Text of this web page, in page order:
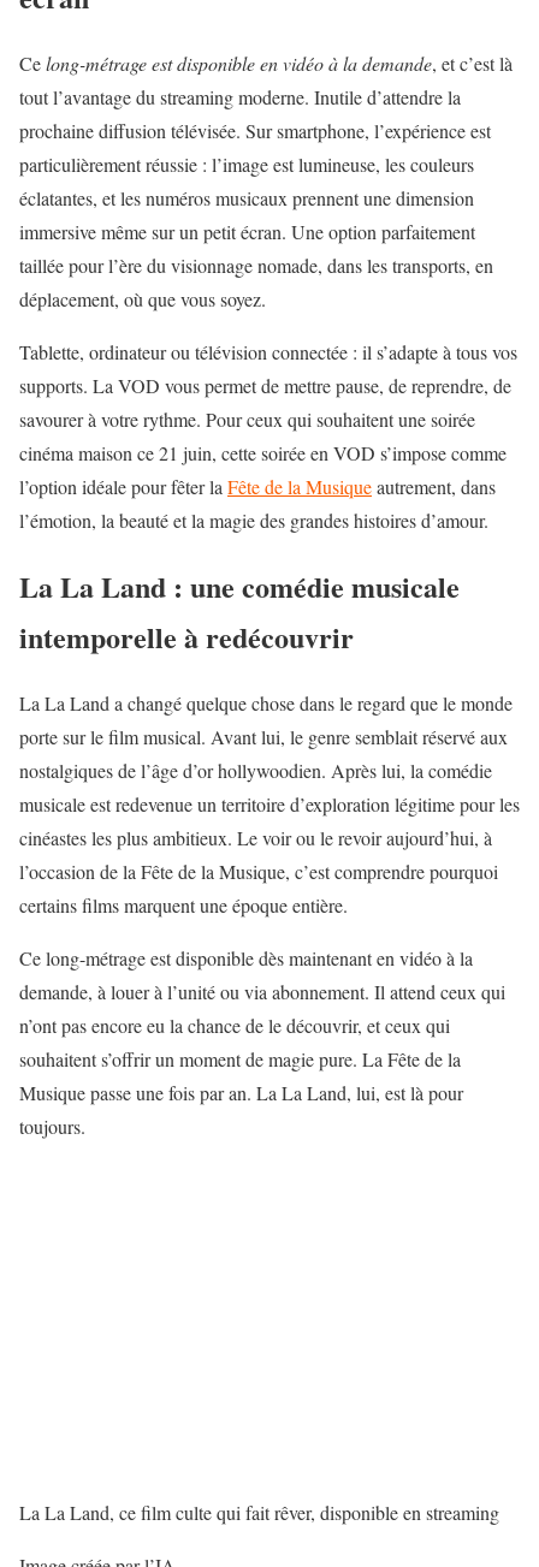
Celong-métrage est disponible en vidéo à la demande, et c’est là
tout l’avantage du streaming moderne. Inutile d’attendre la
prochaine diffusion télévisée. Sur smartphone, l’expérience est
particulièrement réussie : l’image est lumineuse, les couleurs
éclatantes, et les numéros musicaux prennent une dimension
immersive même sur un petit écran. Une option parfaitement
taillée pour l’ère du visionnage nomade, dans les transports, en
déplacement, où que vous soyez.
Tablette, ordinateur ou télévision connectée : il s’adapte à tous vos
supports. La VOD vous permet de mettre pause, de reprendre, de
savourer à votre rythme. Pour ceux qui souhaitent une soirée
cinéma maison ce 21 juin, cette soirée en VOD s’impose comme
l’option idéale pour fêter la Fête de la Musiqueautrement, dans
l’émotion, la beauté et la magie des grandes histoires d’amour.
La La Land : une comédie musicale
intemporelle à redécouvrir
La La Land a changé quelque chose dans le regard que le monde
porte sur le film musical. Avant lui, le genre semblait réservé aux
nostalgiques de l’âge d’or hollywoodien. Après lui, la comédie
musicale est redevenue un territoire d’exploration légitime pour les
cinéastes les plus ambitieux. Le voir ou le revoir aujourd’hui, à
l’occasion de la Fête de la Musique, c’est comprendre pourquoi
certains films marquent une époque entière.
Ce long-métrage est disponible dès maintenant en vidéo à la
demande, à louer à l’unité ou via abonnement. Il attend ceux qui
n’ont pas encore eu la chance de le découvrir, et ceux qui
souhaitent s’offrir un moment de magie pure. La Fête de la
Musique passe une fois par an. La La Land, lui, est là pour
toujours.
La La Land, ce film culte qui fait rêver, disponible en streaming